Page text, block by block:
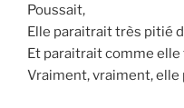
Poussait,
Elle paraitrait très pitié
Et paraitrait comme
Vraiment, vraiment,